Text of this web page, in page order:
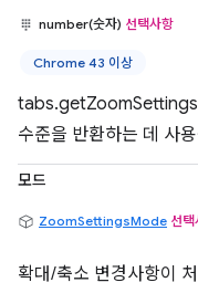
number(숫자) 선택사항
Chrome 43 이상
tabs.getZoomSettings
수준을 반환하는 데 사
모드
ZoomSettingsMode 선
확대/축소 변경사항이